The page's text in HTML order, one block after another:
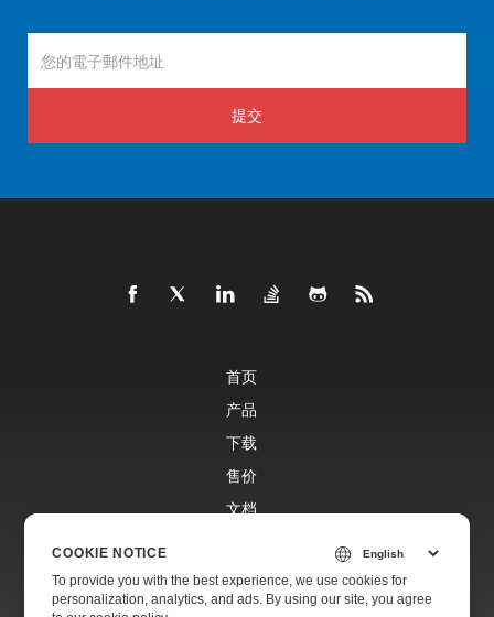
提交
首页
产品
下载
售价
文档
付费支持
COOKIE NOTICE
To provide you with the best experience, we use cookies for
personalization, analytics, and ads. By using our site, you agree